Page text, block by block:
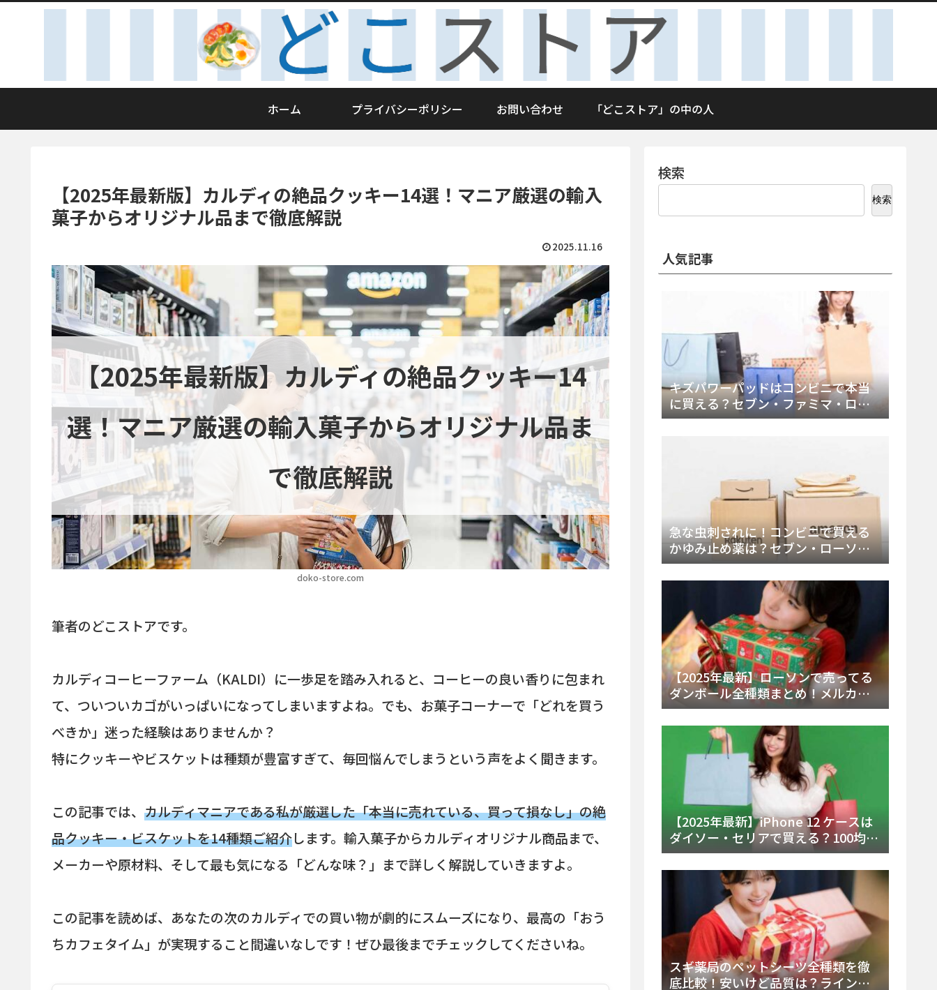
ホーム プライバシーポリシー お問い合わせ 「どこストア」の中の人
【2025年最新版】カルディの絶品クッキー14選！マニア厳選の輸入
菓子からオリジナル品まで徹底解説
2025.11.16
doko-store.com
【2025年最新版】カルディの絶品クッキー14
選！マニア厳選の輸入菓子からオリジナル品ま
で徹底解説
筆者のどこストアです。
カルディコーヒーファーム（KALDI）に一歩足を踏み入れると、コーヒーの良い香りに包まれ
て、ついついカゴがいっぱいになってしまいますよね。でも、お菓子コーナーで「どれを買う
べきか」迷った経験はありませんか？
特にクッキーやビスケットは種類が豊富すぎて、毎回悩んでしまうという声をよく聞きます。
この記事では、 カルディマニアである私が厳選した「本当に売れている、買って損なし」の絶
品クッキー・ビスケットを14種類ご紹介します。輸入菓子からカルディオリジナル商品まで、
メーカーや原材料、そして最も気になる「どんな味？」まで詳しく解説していきますよ。
この記事を読めば、あなたの次のカルディでの買い物が劇的にスムーズになり、最高の「おう
ちカフェタイム」が実現すること間違いなしです！ぜひ最後までチェックしてくださいね。
検索
検索
人気記事
キズパワーパッドはコンビニで本当
に買える？セブン・ファミマ・ロー
ソン徹底調査＆値段と種類別販売場
急な虫刺されに！コンビニで買える
かゆみ止め薬は？セブン・ローソ
ン・ファミマの販売状況と定番商品
まとめ
【2025年最新】ローソンで売ってる
ダンボール全種類まとめ！メルカリ
便・ゆうパック対応サイズと価格を
徹底解説
【2025年最新】iPhone 12 ケースは
ダイソー・セリアで買える？100均の
在庫状況と失敗しない選び方を徹底
解説！
スギ薬局のペットシーツ全種類を徹
底比較！安いけど品質は？ラインナ